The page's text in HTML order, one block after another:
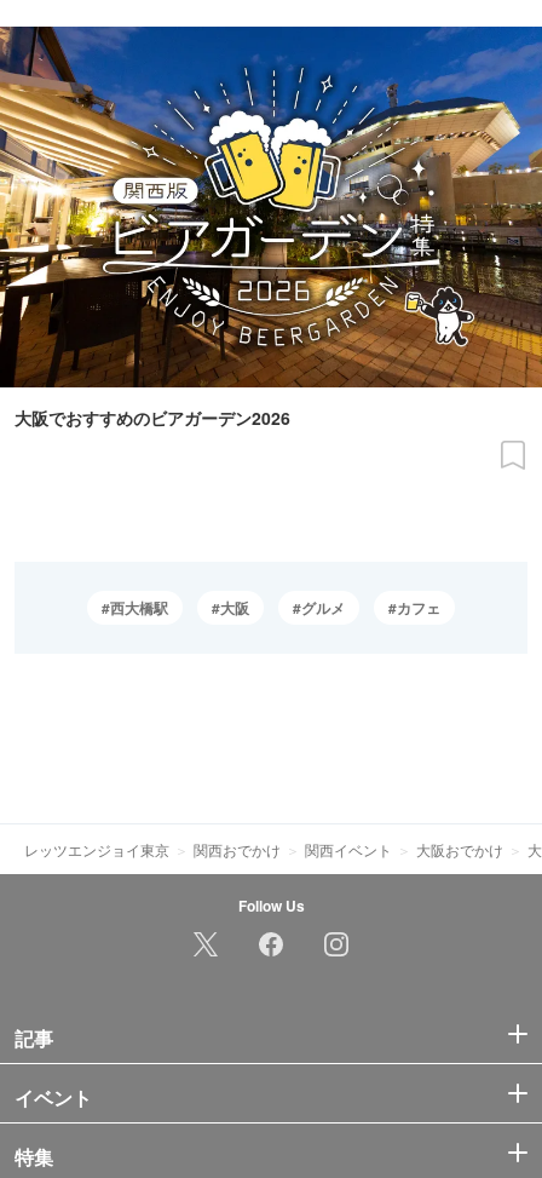
大阪でおすすめのビアガーデン2026
西大橋駅 大阪 グルメ カフェ
レッツエンジョイ東京 関西おでかけ 関西イベント 大阪おでかけ
Follow Us
記事
イベント
特集